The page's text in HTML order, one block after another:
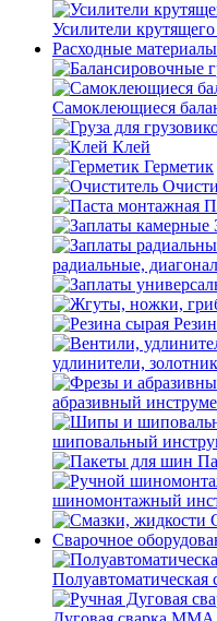
Усилители
Расходные
Самоклеющиеся
Клей
Герметик
радиальные,
удлинители,
абразивный
шиповальный
шиномонтажный
Сварочное